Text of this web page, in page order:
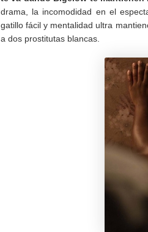
drama, la incomodidad en el
gatillo fácil y mentalidad ultra
a dos prostitutas blancas.